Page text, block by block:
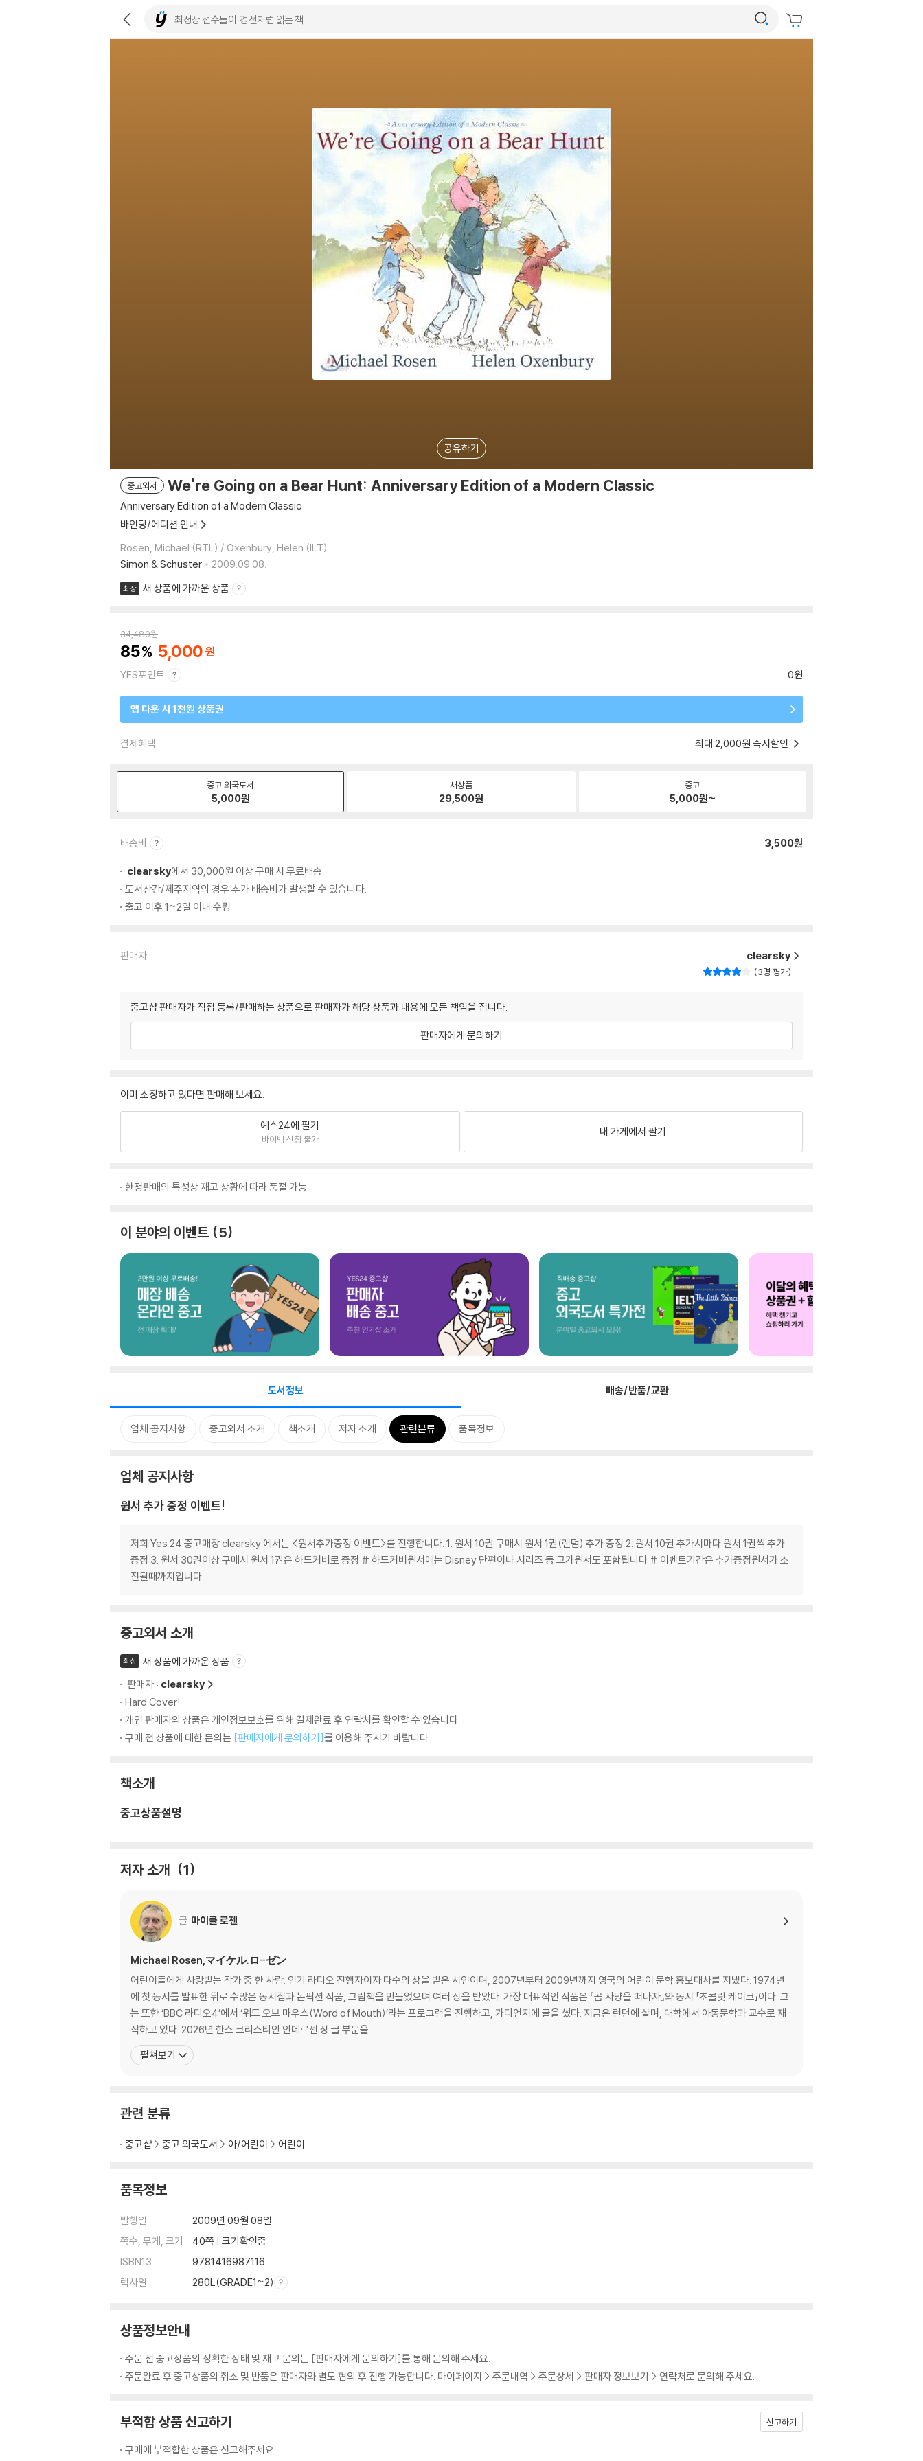
공유하기
중고외서 We're Going on a Bear Hunt: Anniversary Edition of a Modern Classic
Anniversary Edition of a Modern Classic
바인딩/에디션 안내
Rosen, Michael (RTL) / Oxenbury, Helen (ILT)
Simon & Schuster
2009.09.08.
최상 새 상품에 가까운 상품
34,480원
85 5,000
YES포인트 0원
앱 다운 시 1천원 상품권
결제혜택 최대 2,000원 즉시할인
중고 외국도서
5,000원
새상품
29,500원
중고
5,000원~
배송비 3,500원
clearsky에서 30,000원 이상 구매 시 무료배송
도서산간/제주지역의 경우 추가 배송비가 발생할 수 있습니다.
출고 이후 1~2일 이내 수령
판매자 clearsky
3명 평가
중고샵 판매자가 직접 등록/판매하는 상품으로 판매자가 해당 상품과 내용에 모든 책임을 집니다.
판매자에게 문의하기
이미 소장하고 있다면 판매해 보세요.
예스24에 팔기
바이백 신청 불가
내 가게에서 팔기
한정판매의 특성상 재고 상황에 따라 품절 가능
이 분야의 이벤트 5
도서정보 배송/반품/교환
업체 공지사항 중고외서 소개 책소개 저자 소개 관련분류 품목정보
업체 공지사항
원서 추가 증정 이벤트!
저희 Yes 24 중고매장 clearsky 에서는 <원서추가증정 이벤트>를 진행합니다. 1. 원서 10권 구매시 원서 1권(랜덤) 추가 증정 2. 원서 10권 추가시마다 원서 1권씩 추가
증정 3. 원서 30권이상 구매시 원서 1권은 하드커버로 증정 # 하드커버원서에는 Disney 단편이나 시리즈 등 고가원서도 포함됩니다 # 이벤트기간은 추가증정원서가 소
진될때까지입니다
중고외서 소개
최상
새 상품에 가까운 상품
판매자 : clearsky
Hard Cover!
개인 판매자의 상품은 개인정보보호를 위해 결제완료 후 연락처를 확인할 수 있습니다.
구매 전 상품에 대한 문의는 [판매자에게 문의하기]를 이용해 주시기 바랍니다.
책소개
중고상품설명
저자 소개 1
글 마이클 로젠
Michael Rosen,マイケル.ロ-ゼン
어린이들에게 사랑받는 작가 중 한 사람. 인기 라디오 진행자이자 다수의 상을 받은 시인이며, 2007년부터 2009년까지 영국의 어린이 문학 홍보대사를 지냈다. 1974년
에 첫 동시를 발표한 뒤로 수많은 동시집과 논픽션 작품, 그림책을 만들었으며 여러 상을 받았다. 가장 대표적인 작품은 『곰 사냥을 떠나자』와 동시 「초콜릿 케이크」이다. 그
는 또한 ‘BBC 라디오4’에서 ‘워드 오브 마우스(Word of Mouth)’라는 프로그램을 진행하고, 가디언지에 글을 썼다. 지금은 런던에 살며, 대학에서 아동문학과 교수로 재
직하고 있다. 2026년 한스 크리스티안 안데르센 상 글 부문을
펼쳐보기
관련 분류
중고샵 중고 외국도서 아/어린이 어린이
품목정보
발행일
2009년 09월 08일
쪽수, 무게, 크기
40쪽 | 크기확인중
ISBN13
9781416987116
렉사일
280L(GRADE1~2)
상품정보안내
주문 전 중고상품의 정확한 상태 및 재고 문의는 [판매자에게 문의하기]를 통해 문의해 주세요.
주문완료 후 중고상품의 취소 및 반품은 판매자와 별도 협의 후 진행 가능합니다. 마이페이지 > 주문내역 > 주문상세 > 판매자 정보보기 > 연락처로 문의해 주세요.
부적합 상품 신고하기 신고하기
구매에 부적합한 상품은 신고해주세요.